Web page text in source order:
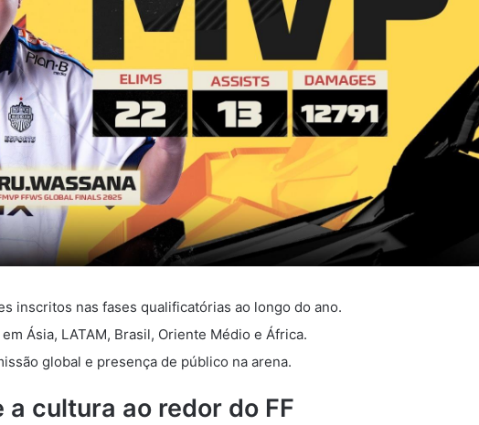
inscritos nas fases qualificatórias ao longo do ano.
Ásia, LATAM, Brasil, Oriente Médio e África.
global e presença de público na arena.
a cultura ao redor do FF